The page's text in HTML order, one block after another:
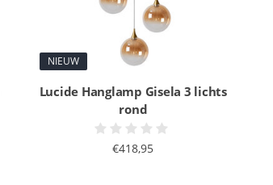
NIEUW
Lucide Hanglamp Gisela 3 lichts
rond
€418,95